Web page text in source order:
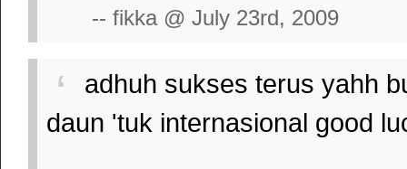
-- fikka @ July 23rd, 2009
adhuh sukses terus yahh
daun 'tuk internasional good